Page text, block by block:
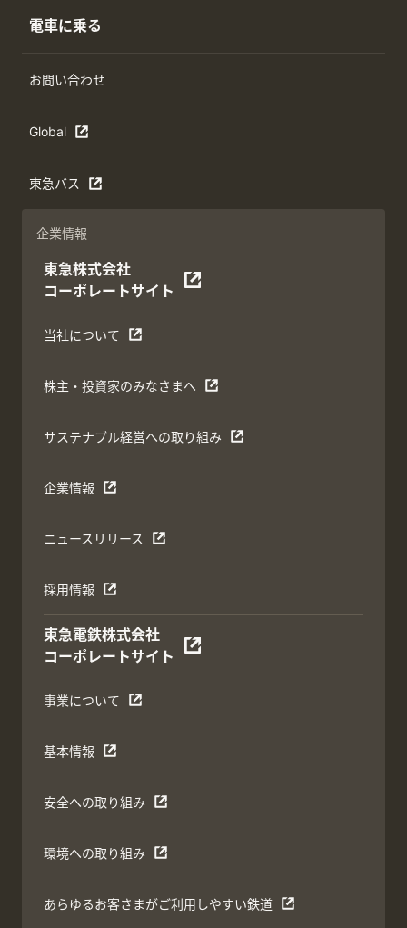
電車に乗る
お問い合わせ
Global
東急バス
企業情報
東急株式会社
コーポレートサイト
当社について
株主・投資家のみなさまへ
サステナブル経営への取り組み
企業情報
ニュースリリース
採用情報
東急電鉄株式会社
コーポレートサイト
事業について
基本情報
安全への取り組み
環境への取り組み
あらゆるお客さまがご利用しやすい鉄道